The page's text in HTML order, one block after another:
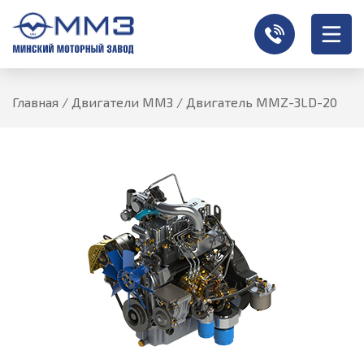
Главная / Двигатели ММЗ / Двигатель MMZ-3LD-20